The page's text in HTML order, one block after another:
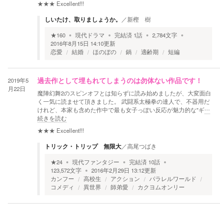
★★★ Excellent!!!
しいたけ、取りましょうか。 ／新樫 樹
★160 現代ドラマ 完結済 1話 2,784文字
2016年8月15日 14:10更新
恋愛
結婚 ほのぼの 鍋 適齢期 短編
2019年5
月22日
過去作として埋もれてしまうのは勿体ない作品です！
魔陣幻舞2のスピンオフとは知らずに読み始めましたが、大変面白
く一気に読ませて頂きました。 武闘系太極拳の達人で、不器用だ
けれど、本家も含めた作中で最も女子っぽい反応が魅力的な"ギ…
続きを読む
★★★ Excellent!!!
トリック・トリップ 無限大／高尾つばき
★24 現代ファンタジー 完結済 10話
123,572文字 2016年2月29日 13:12更新
カンフー
高校生 アクション
パラレルワールド
コメディ
異世界 師弟愛 カクヨムオンリー